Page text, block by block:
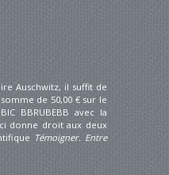
Auschwitz, il suffit de
de 50,00 € sur le
BBRUBEBB avec la
donne droit aux deux
Témoigner. Entre